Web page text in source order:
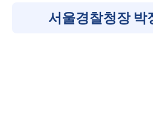
서울경찰청장 박